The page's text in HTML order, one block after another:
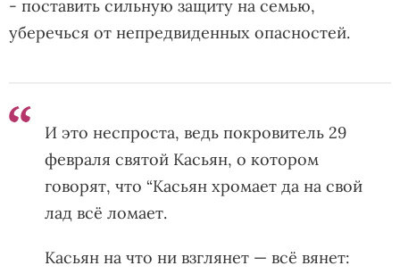
- поставить сильную защиту на семью,
уберечься от непредвиденных опасностей.
И это неспроста, ведь покровитель 29
февраля святой Касьян, о котором
говорят, что “Касьян хромает да на свой
лад всё ломает.
Касьян на что ни взглянет — всё вянет: